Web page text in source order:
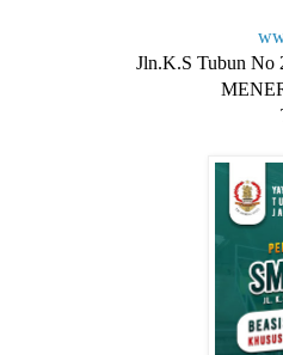
Jln.K.S Tubun No